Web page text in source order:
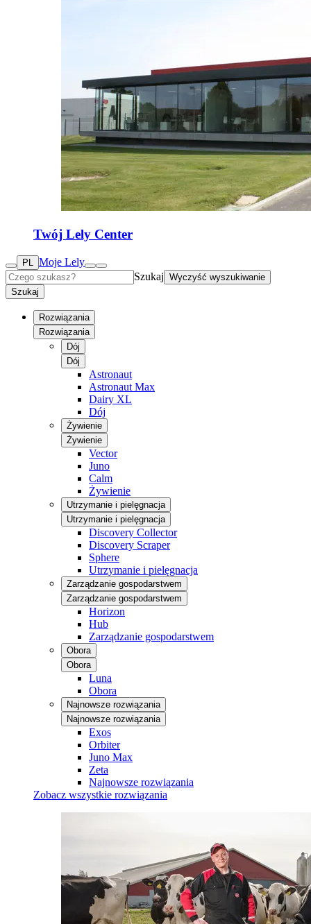
Twój Lely Center
PL
Moje Lely
Szukaj Wyczyść wyszukiwanie
Szukaj
Rozwiązania
Rozwiązania
Dój
Dój
Astronaut
Astronaut Max
Dairy XL
Dój
Żywienie
Żywienie
Vector
Juno
Calm
Żywienie
Utrzymanie i pielęgnacja
Utrzymanie i pielęgnacja
Discovery Collector
Discovery Scraper
Sphere
Utrzymanie i pielęgnacja
Zarządzanie gospodarstwem
Zarządzanie gospodarstwem
Horizon
Hub
Zarządzanie gospodarstwem
Obora
Obora
Luna
Obora
Najnowsze rozwiązania
Najnowsze rozwiązania
Exos
Orbiter
Juno Max
Zeta
Najnowsze rozwiązania
Zobacz wszystkie rozwiązania